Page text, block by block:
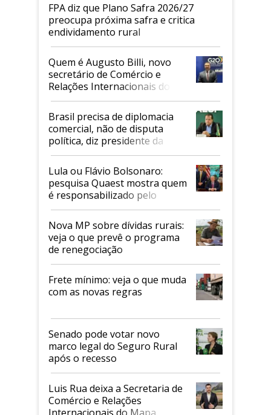
FPA diz que Plano Safra 2026/27
preocupa próxima safra e critica
endividamento rural
Quem é Augusto Billi, novo
secretário de Comércio e
Relações Internacionais do
Mapa
Brasil precisa de diplomacia
comercial, não de disputa
política, diz presidente da
Faesp
Lula ou Flávio Bolsonaro:
pesquisa Quaest mostra quem
é responsabilizado pelo
tarifaço dos EUA
Nova MP sobre dívidas rurais:
veja o que prevê o programa
de renegociação
Frete mínimo: veja o que muda
com as novas regras
Senado pode votar novo
marco legal do Seguro Rural
após o recesso
Luis Rua deixa a Secretaria de
Comércio e Relações